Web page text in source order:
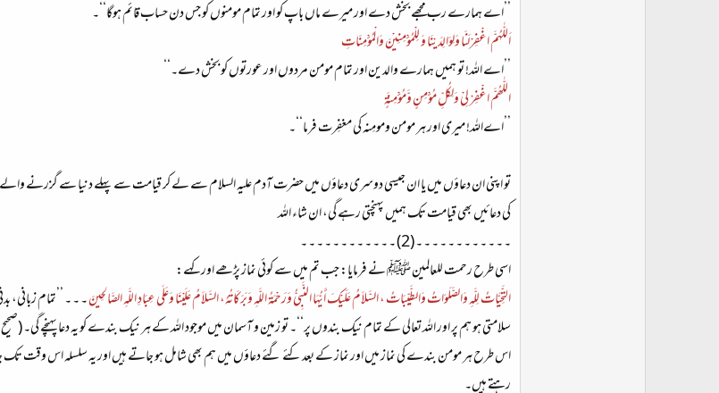
’’اے ہمارے رب مجھے بخش دے اور میرے ماں باپ کو اور تمام مومنوں کو جس دن حساب قائم ہوگا‘‘۔
اَللّٰهُمَّ اغْفِرْلَنَا وَلِوَالِدَيْنَا وَ لِلْمُؤْمِنِيْنَ وَالْمُؤْمِنَاتِ
’’اے اللہ! تو ہمیں ہمارے والدین اور تمام مومن مردوں اور عورتوں کو بخش دے۔‘‘
اللّٰھُمَّ اغْفِرْ لِیْ وَلِکُلِّ مُؤْمِنٍ وَّمُؤْمِنَۃٍ
’’اےاللہ! میری اور ہر مومن ومومِنہ کی مغفِرت فرما‘‘۔
تو اپنی ان دعاؤں میں یا ان جیسی دوسری دعاؤں میں حضرت آدم علیہ السلام سے لے کر قیامت سے پہلے دنیا سے گزرنے
کی دعائیں بھی قیامت تک ہمیں پہنچتی رہے گی، ان شاء اللہ
۔ ۔ ۔ ۔ ۔ ۔ ۔ ۔ ۔ ۔ ۔ ۔ (2) ۔ ۔ ۔ ۔ ۔ ۔ ۔ ۔ ۔ ۔ ۔ ۔
اسی طرح رحمت للعالمین ﷺ نے فرمایا: جب تم میں سے کوئی نماز پڑھے اور کہے:
التَّحِيَّاتُ لِلَّهِ وَالصَّلَوَاتُ وَالطَّيِّبَاتُ ، السَّلاَمُ عَلَيْكَ أَيُّهَا النَّبِيُّ وَرَحْمَةُ اللَّهِ وَبَرَكَاتُهُ، السَّلاَمُ عَلَيْنَا وَعَلَى عِبَادِ اللَّهِ الصَّالِحِينَ۔ ۔ ۔ ’’تمام زبانی،
سلامتی ہو ہم پر اور اللہ تعالی کے تمام نیک بندوں پر‘‘۔ تو زمین و آسمان میں موجود اللہ کے ہر نیک بندے کو یہ دعا پہنچے گی۔ (صحيح
اس طرح ہر مومن بندے کی نماز میں اور نماز کے بعد کئے گئے دعاؤں میں ہم بھی شامل ہو جاتے ہیں اور یہ سلسلہ اس وقت تک
رہتے ہیں۔